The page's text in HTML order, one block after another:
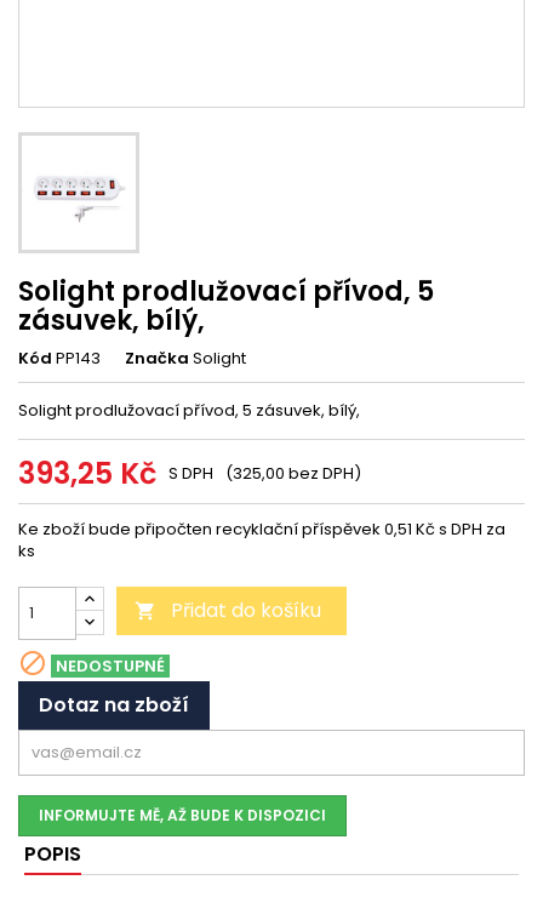
Solight prodlužovací přívod, 5
zásuvek, bílý,
Kód PP143 Značka Solight
Solight prodlužovací přívod, 5 zásuvek, bílý,
393,25 Kč S DPH (325,00 bez DPH)
Ke zboží bude připočten recyklační příspěvek 0,51 Kč s DPH za
ks
 Přidat do košíku
 NEDOSTUPNÉ
Dotaz na zboží
INFORMUJTE MĚ, AŽ BUDE K DISPOZICI
POPIS